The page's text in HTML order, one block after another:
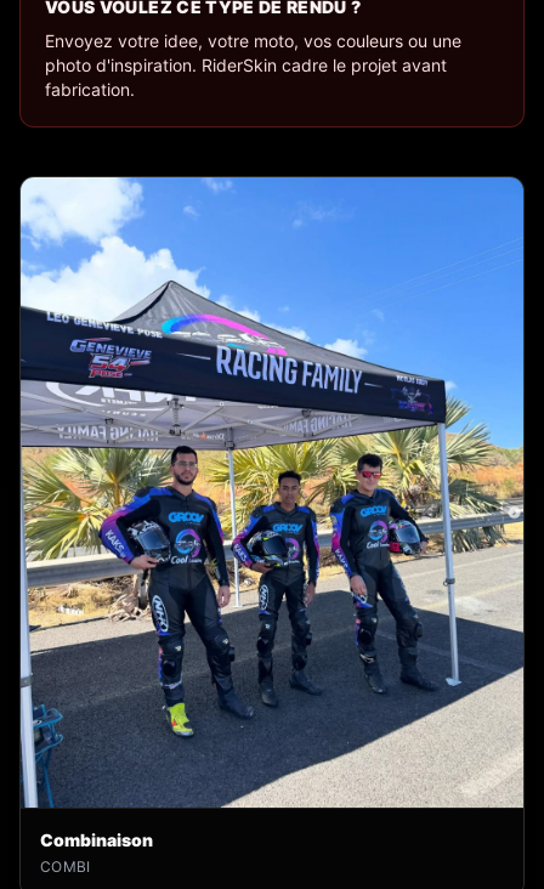
VOUS VOULEZ CE TYPE DE RENDU ?
Envoyez votre idee, votre moto, vos couleurs ou une
photo d'inspiration. RiderSkin cadre le projet avant
fabrication.
Combinaison
COMBI